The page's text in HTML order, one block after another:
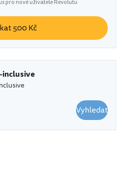
pro nové uživatele Revolutu
500 Kč
inclusive
Vyhledat